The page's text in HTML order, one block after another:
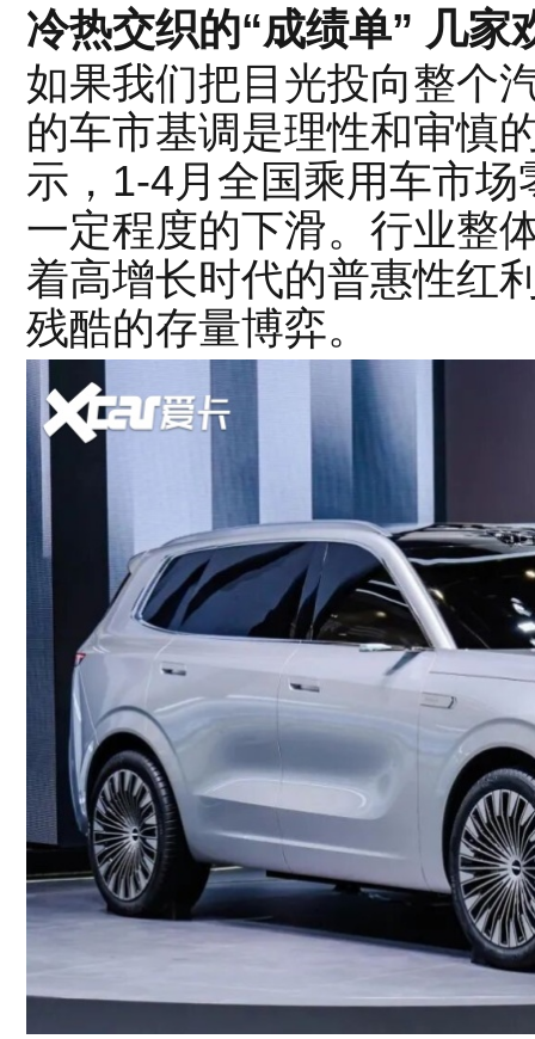
冷热交织的“成绩单” 几家
如果我们把目光投向整个
的车市基调是理性和审慎
示，1-4月全国乘用车市
一定程度的下滑。行业整
着高增长时代的普惠性红
残酷的存量博弈。